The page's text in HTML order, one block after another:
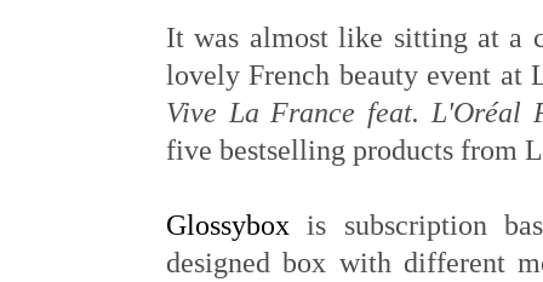
It was almost like sitting at a
lovely French beauty event at
Vive La France feat. L'Oréal
five bestselling products from
Glossybox is subscription
designed box with different